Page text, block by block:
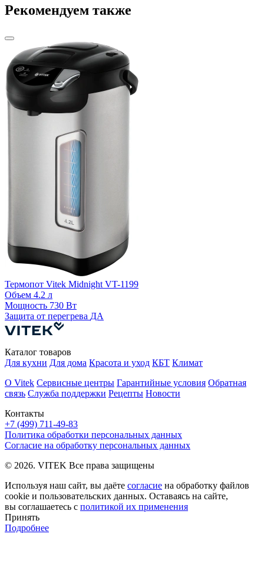
Рекомендуем также
Термопот Vitek Midnight VT-1199
Объем 4.2 л
Мощность 730 Вт
Защита от перегрева ДА
Контакты
+7 (499) 711-49-83
Каталог товаров
Для кухни Для дома Красота и уход КБТ Климат
О Vitek Сервисные центры Гарантийные условия Обратная
связь Служба поддержки Рецепты Новости
Политика обработки персональных данных
Согласие на обработку персональных данных
© 2026. VITEK Все права защищены
Используя наш сайт, вы даёте согласие на обработку файлов
cookie и пользовательских данных. Оставаясь на сайте,
вы соглашаетесь с политикой их применения
Принять
Подробнее